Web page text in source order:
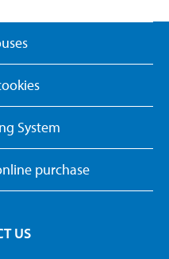
System
purchase
US